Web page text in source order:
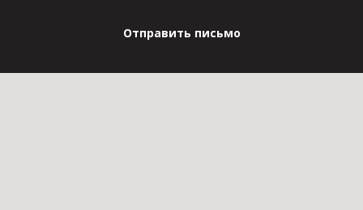
Отправить письмо